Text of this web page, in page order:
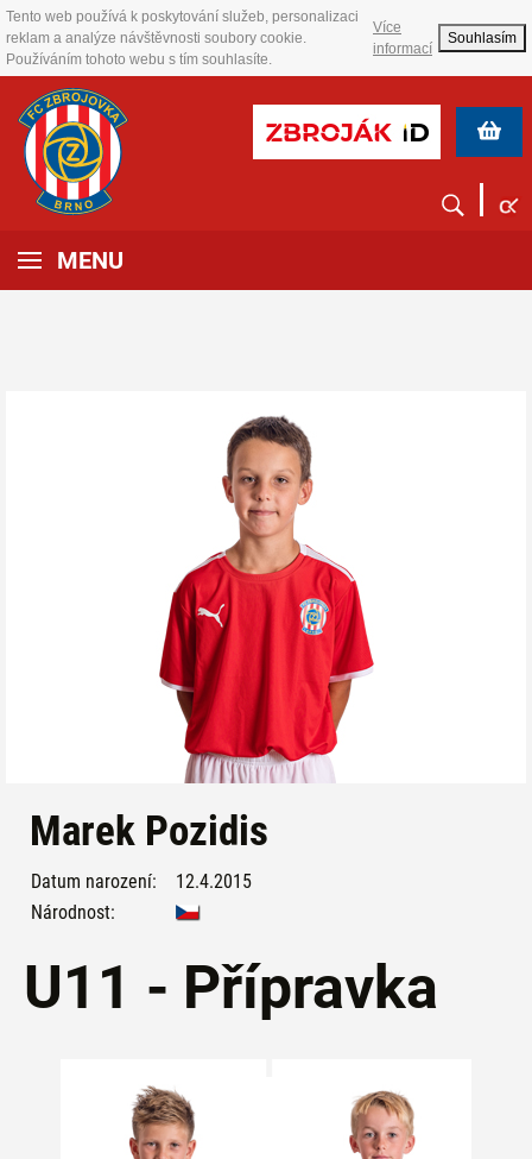
Tento web používá k poskytování služeb, personalizaci
reklam a analýze návštěvnosti soubory cookie.
Používáním tohoto webu s tím souhlasíte.
Více
informací
Souhlasím
MENU
Marek Pozidis
Datum narození:
12.4.2015
Národnost:
U11 - Přípravka